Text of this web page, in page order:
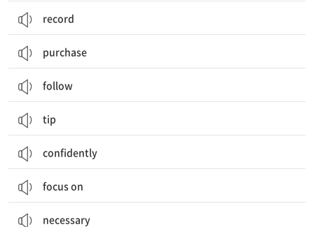
record
purchase
follow
tip
confidently
focus on
necessary